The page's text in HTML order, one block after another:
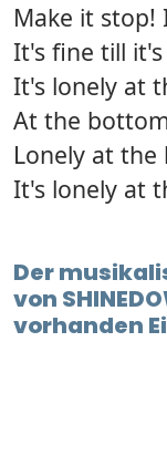
Make it stop!
It's fine till
It's lonely at
At the
Lonely at
It's lonely at
Der
von
vorhanden